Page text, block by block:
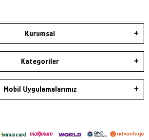
Kurumsal
Kategoriler
Mobil Uygulamalarımız